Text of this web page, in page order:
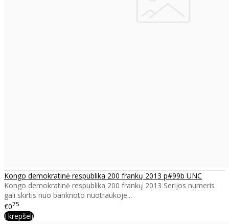
Kongo demokratinė respublika 200 frankų 2013 p#99b UNC
Kongo demokratinė respublika 200 frankų 2013 Serijos numeris
gali skirtis nuo banknoto nuotraukoje...
€075
Į krepšelį